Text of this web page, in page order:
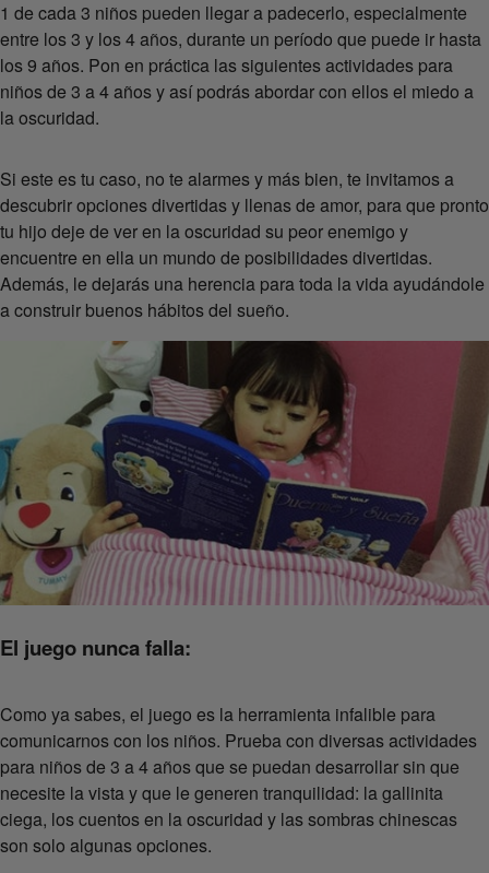
1 de cada 3 niños pueden llegar a padecerlo, especialmente
entre los 3 y los 4 años, durante un período que puede ir hasta
los 9 años. Pon en práctica las siguientes actividades para
niños de 3 a 4 años y así podrás abordar con ellos el miedo a
la oscuridad.
Si este es tu caso, no te alarmes y más bien, te invitamos a
descubrir opciones divertidas y llenas de amor, para que pronto
tu hijo deje de ver en la oscuridad su peor enemigo y
encuentre en ella un mundo de posibilidades divertidas.
Además, le dejarás una herencia para toda la vida ayudándole
a construir buenos hábitos del sueño.
El juego nunca falla:
Como ya sabes, el juego es la herramienta infalible para
comunicarnos con los niños. Prueba con diversas actividades
para niños de 3 a 4 años que se puedan desarrollar sin que
necesite la vista y que le generen tranquilidad: la gallinita
ciega, los cuentos en la oscuridad y las sombras chinescas
son solo algunas opciones.